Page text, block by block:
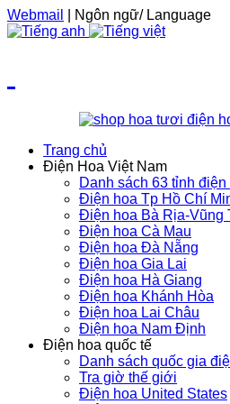
Webmail | Ngôn ngữ/ Language
Trang chủ
Điện Hoa Việt Nam
Danh sách 63 tỉnh điện
Điện hoa Tp Hồ Chí
Điện hoa Bà Rịa-Vũng
Điện hoa Cà Mau
Điện hoa Đà Nẵng
Điện hoa Gia Lai
Điện hoa Hà Giang
Điện hoa Khánh Hòa
Điện hoa Lai Châu
Điện hoa Nam Định
Điện hoa quốc tế
Danh sách quốc gia
Tra giờ thế giới
Điện hoa United States